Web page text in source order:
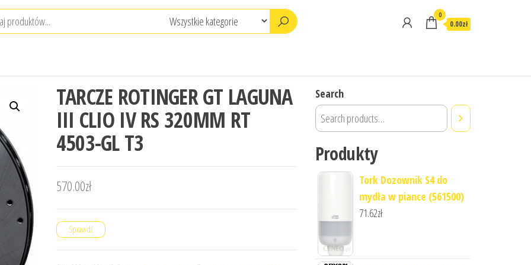
0
0.00zł
TARCZE ROTINGER GT LAGUNA
III CLIO IV RS 320MM RT
4503-GL T3
570.00zł
Sprawdź
Search
Produkty
Tork Dozownik S4 do
mydła w piance (561500)
71.62zł